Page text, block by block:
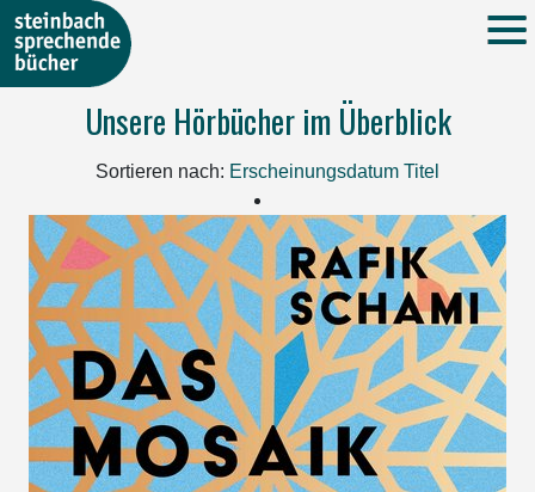
Unsere Hörbücher im Überblick
Sortieren nach: Erscheinungsdatum Titel